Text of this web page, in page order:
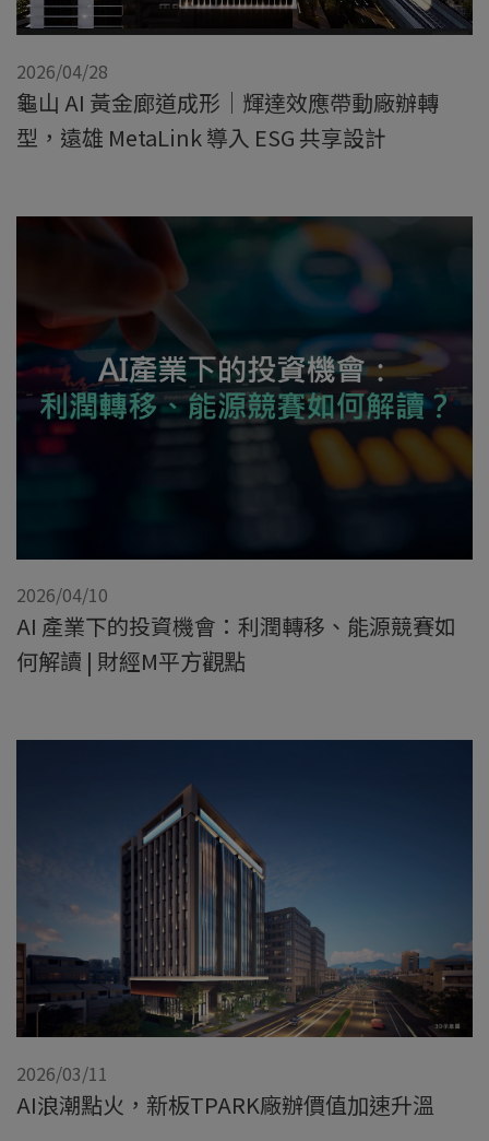
2026/04/28
龜山 AI 黃金廊道成形｜輝達效應帶動廠辦轉
型，遠雄 MetaLink 導入 ESG 共享設計
2026/04/10
AI 產業下的投資機會：利潤轉移、能源競賽如
何解讀 | 財經M平方觀點
2026/03/11
AI浪潮點火，新板TPARK廠辦價值加速升溫